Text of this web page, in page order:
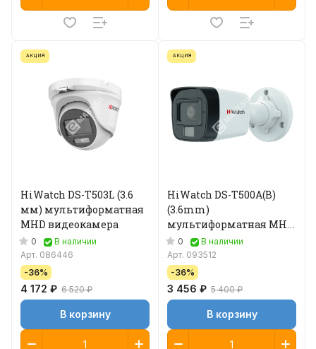
АКЦИЯ
HiWatch DS-T503L (3.6
мм) мультиформатная
MHD видеокамера
0
В наличии
Арт. 086446
-36%
4 172 ₽ 6 520 ₽
В корзину
АКЦИЯ
HiWatch DS-T500A(B)
(3.6mm)
мультиформатная MHD
видеокамера
0
В наличии
Арт. 093512
-36%
3 456 ₽ 5 400 ₽
В корзину